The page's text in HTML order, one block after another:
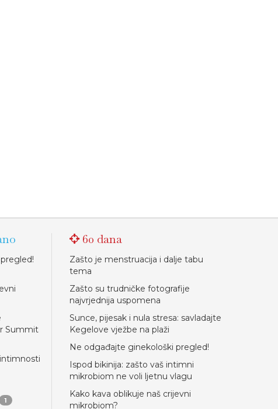
Summit
1
60 dana
Zašto je menstruacija i dalje tabu
tema
Zašto su trudničke fotografije
najvrjednija uspomena
Sunce, pijesak i nula stresa: savladajte
Kegelove vježbe na plaži
Ne odgađajte ginekološki pregled!
Ispod bikinija: zašto vaš intimni
mikrobiom ne voli ljetnu vlagu
Kako kava oblikuje naš crijevni
mikrobiom?